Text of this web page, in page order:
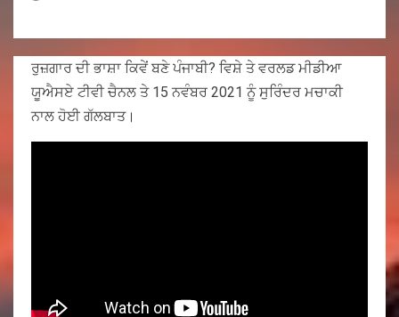
ਰੁਜ਼ਗਾਰ ਦੀ ਭਾਸ਼ਾ ਕਿਵੇਂ ਬਣੇ ਪੰਜਾਬੀ? ਵਿਸ਼ੇ ਤੇ ਵਰਲਡ ਮੀਡੀਆ
ਯੂਐਸਏ ਟੀਵੀ ਚੈਨਲ ਤੇ 15 ਨਵੰਬਰ 2021 ਨੂੰ ਸੁਰਿੰਦਰ ਮਚਾਕੀ
ਨਾਲ ਹੋਈ ਗੱਲਬਾਤ।